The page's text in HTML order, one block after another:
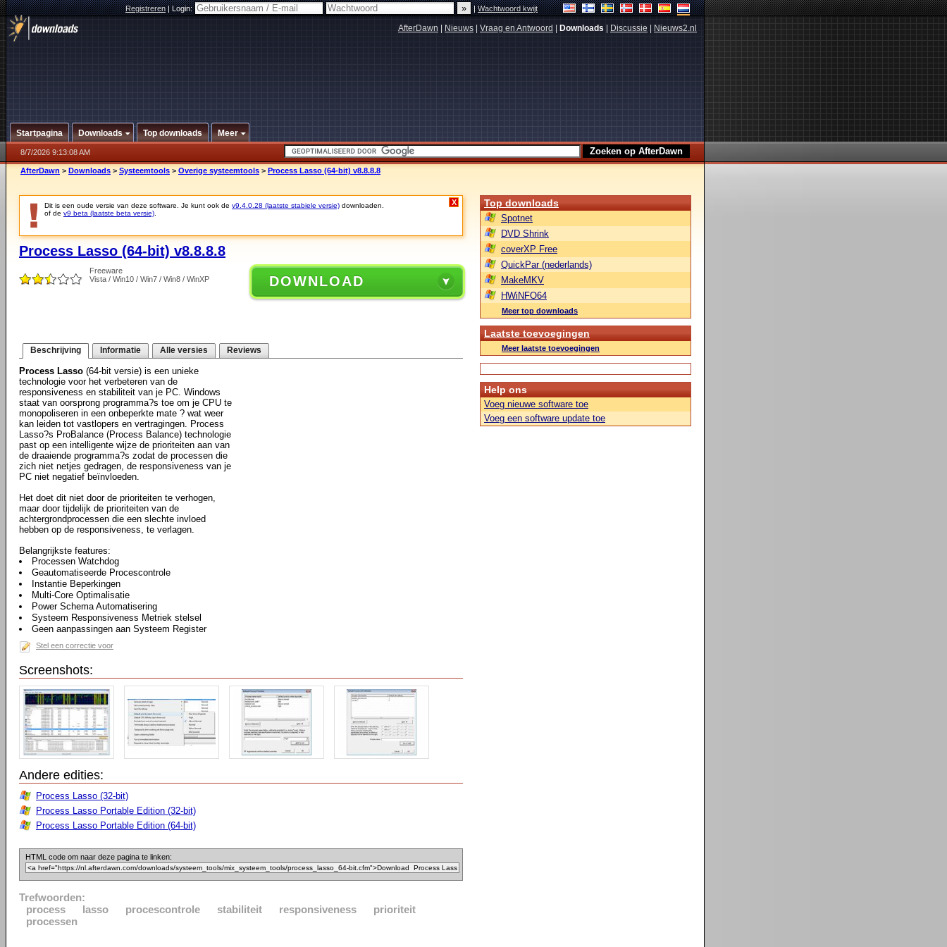
Registreren|Login: |Wachtwoord kwijt
AfterDawn Nieuws Vraag en Antwoord Downloads Discussie Nieuws2.nl
Startpagina Downloads Top downloads Meer
8/7/2026 9:13:08 AM
AfterDawn > Downloads > Systeemtools > Overige systeemtools > Process Lasso (64-bit) v8.8.8.8
Dit is een oude versie van deze software. Je kunt ook de v9.4.0.28 (laatste stabiele versie) downloaden.
of de v9 beta (laatste beta versie)
X
Process Lasso (64-bit) v8.8.8.8
Freeware
Vista / Win10 / Win7 / Win8 / WinXP
DOWNLOAD
Beschrijving Informatie Alle versies Reviews
Process Lasso (64-bit versie) is een unieke
technologie voor het verbeteren van de
responsiveness en stabiliteit van je PC. Windows
staat van oorsprong programma?s toe om je CPU te
monopoliseren in een onbeperkte mate ? wat weer
kan leiden tot vastlopers en vertragingen. Process
Lasso?s ProBalance (Process Balance) technologie
past op een intelligente wijze de prioriteiten aan van
de draaiende programma?s zodat de processen die
zich niet netjes gedragen, de responsiveness van je
PC niet negatief beïnvloeden.
Het doet dit niet door de prioriteiten te verhogen,
maar door tijdelijk de prioriteiten van de
achtergrondprocessen die een slechte invloed
hebben op de responsiveness, te verlagen.
Belangrijkste features:
Processen Watchdog
Geautomatiseerde Procescontrole
Instantie Beperkingen
Multi-Core Optimalisatie
Power Schema Automatisering
Systeem Responsiveness Metriek stelsel
Geen aanpassingen aan Systeem Register
Stel een correctie voor
Screenshots:
Andere edities:
Process Lasso (32-bit)
Process Lasso Portable Edition (32-bit)
Process Lasso Portable Edition (64-bit)
HTML code om naar deze pagina te linken:
Trefwoorden:
process
lasso procescontrole stabiliteit responsiveness
prioriteit
processen
Top downloads
Spotnet
DVD Shrink
coverXP Free
QuickPar (nederlands)
MakeMKV
HWiNFO64
Meer top downloads
Laatste toevoegingen
Meer laatste toevoegingen
Help ons
Voeg nieuwe software toe
Voeg een software update toe